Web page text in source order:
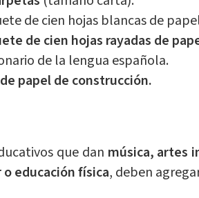
de cien hojas blancas de
de cien hojas rayadas de
de la lengua española.
papel de construcción.
que dan música, artes
o educación física, deben